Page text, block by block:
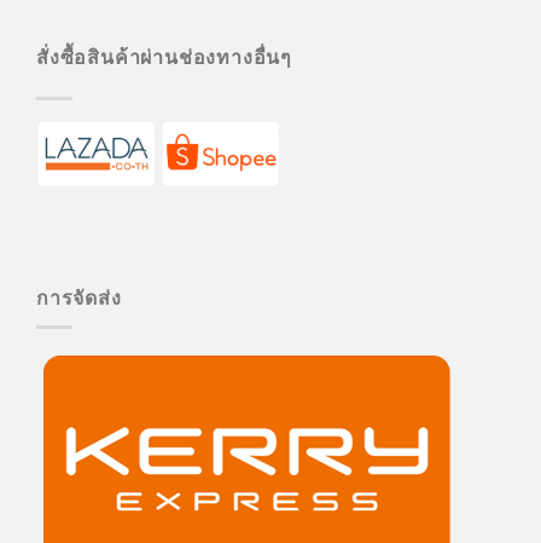
สั่งซื้อสินค้าผ่านช่องทางอื่นๆ
การจัดส่ง